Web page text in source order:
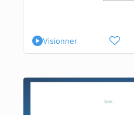
Visionner